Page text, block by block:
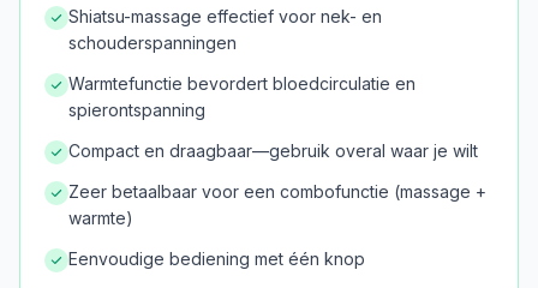
Shiatsu-massage effectief voor nek- en
schouderspanningen
Warmtefunctie bevordert bloedcirculatie en
spierontspanning
Compact en draagbaar—gebruik overal waar je wilt
Zeer betaalbaar voor een combofunctie (massage +
warmte)
Eenvoudige bediening met één knop